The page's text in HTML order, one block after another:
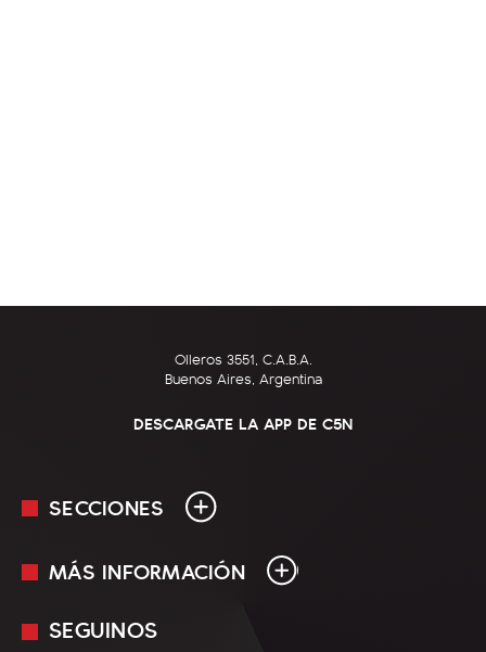
Olleros 3551, C.A.B.A.
Buenos Aires, Argentina
DESCARGATE LA APP DE C5N
SECCIONES
En Vivo
MÁS INFORMACIÓN
Mediakit
SEGUINOS